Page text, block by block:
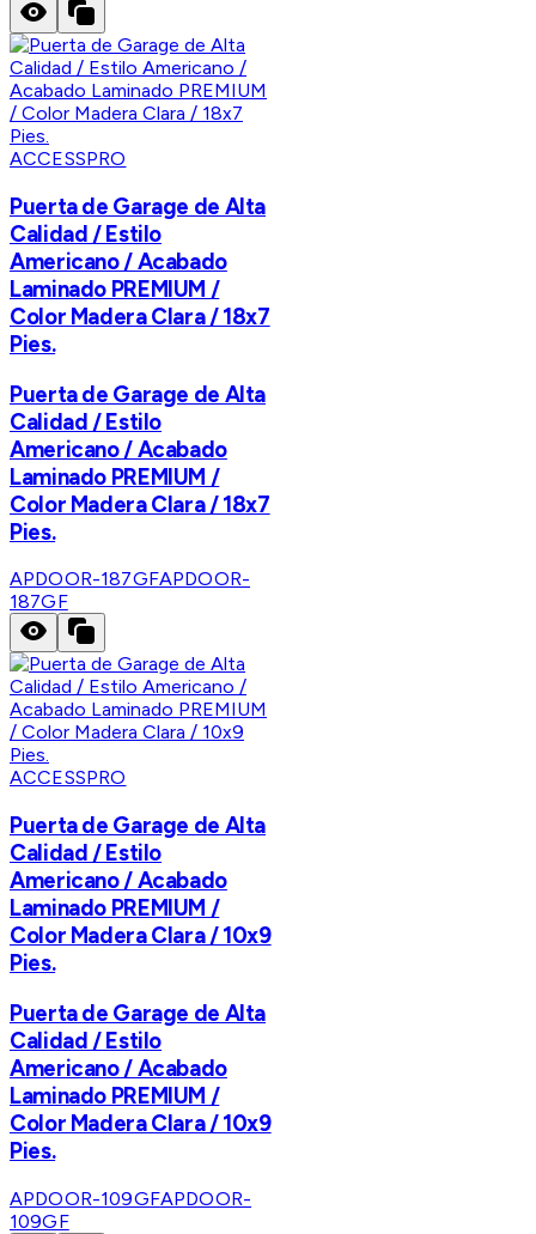
ACCESSPRO
Puerta de Garage de Alta
Calidad / Estilo
Americano / Acabado
Laminado PREMIUM /
Color Madera Clara / 18x7
Pies.
Puerta de Garage de Alta
Calidad / Estilo
Americano / Acabado
Laminado PREMIUM /
Color Madera Clara / 18x7
Pies.
APDOOR-187GFAPDOOR-
187GF
ACCESSPRO
Puerta de Garage de Alta
Calidad / Estilo
Americano / Acabado
Laminado PREMIUM /
Color Madera Clara / 10x9
Pies.
Puerta de Garage de Alta
Calidad / Estilo
Americano / Acabado
Laminado PREMIUM /
Color Madera Clara / 10x9
Pies.
APDOOR-109GFAPDOOR-
109GF